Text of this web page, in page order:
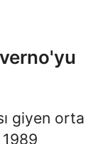
giyen orta